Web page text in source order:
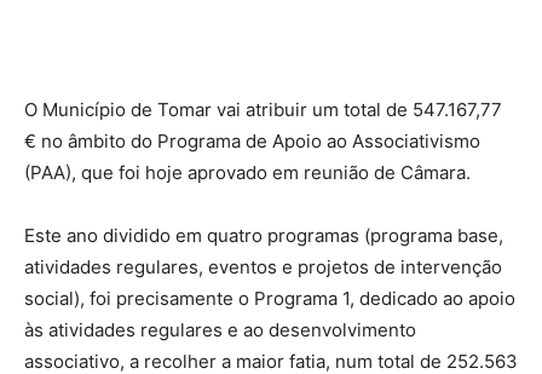
O Município de Tomar vai atribuir um total de 547.167,77
€ no âmbito do Programa de Apoio ao Associativismo
(PAA), que foi hoje aprovado em reunião de Câmara.
Este ano dividido em quatro programas (programa base,
atividades regulares, eventos e projetos de intervenção
social), foi precisamente o Programa 1, dedicado ao apoio
às atividades regulares e ao desenvolvimento
associativo, a recolher a maior fatia, num total de 252.563